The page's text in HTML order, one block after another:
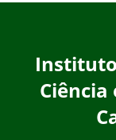
Ciência